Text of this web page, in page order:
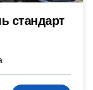
стандарт